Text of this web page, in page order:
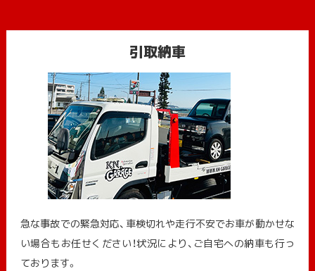
引取納車
急な事故での緊急対応、車検切れや走行不安でお車が動かせな
い場合もお任せください！状況により、ご自宅への納⾞も⾏っ
ております。